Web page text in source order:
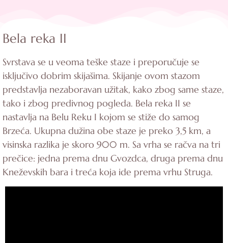
Bela reka II
Svrstava se u veoma teške staze i preporučuje se
isključivo dobrim skijašima. Skijanje ovom stazom
predstavlja nezaboravan užitak, kako zbog same staze,
tako i zbog predivnog pogleda. Bela reka II se
nastavlja na Belu Reku I kojom se stiže do samog
Brzeća. Ukupna dužina obe staze je preko 3,5 km, a
visinska razlika je skoro 900 m. Sa vrha se račva na tri
prečice: jedna prema dnu Gvozdca, druga prema dnu
Kneževskih bara i treća koja ide prema vrhu Struga.